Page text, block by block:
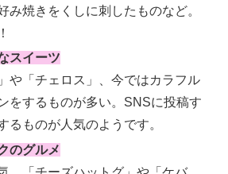
み焼きをくしに刺したものなど。
スイーツ
や「チェロス」、今ではカラフル
をするものが多い。SNSに投稿す
るものが人気のようです。
のグルメ